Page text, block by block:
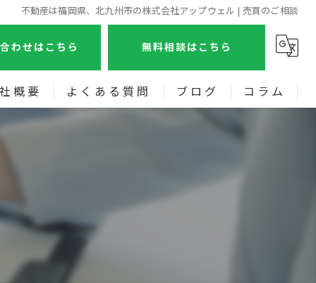
不動産は福岡県、北九州市の株式会社アップウェル | 売買のご相談
わせはこちら 無料相談はこちら
概要
特集
よくある質問 ブログ コラム